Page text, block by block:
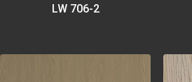
LW 706-2